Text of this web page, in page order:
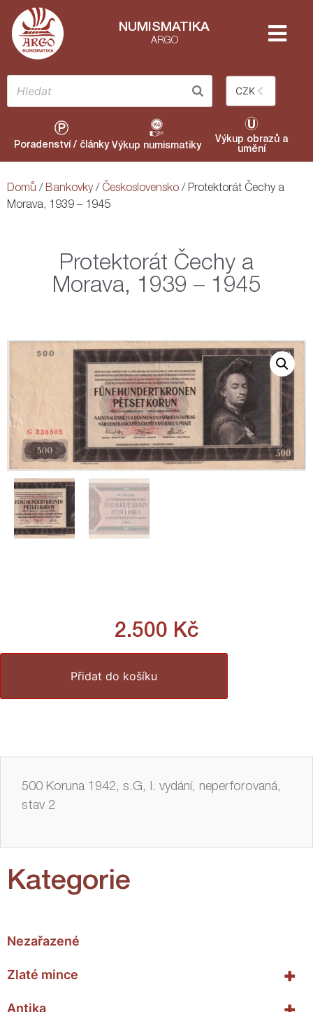
NUMISMATIKA
ARGO
CZK
Poradenství / články Výkup numismatiky
Výkup obrazů a
umění
Domů / Bankovky/ Československo / Protektorát Čechy a
Morava, 1939 – 1945
Kategorie
Nezařazené
+
Zlaté mince
Antika
Protektorát Čechy a
Morava, 1939 – 1945
2.500 Kč
Přidat do košíku
500 Koruna 1942, s.G, I. vydání, neperforovaná,
stav 2